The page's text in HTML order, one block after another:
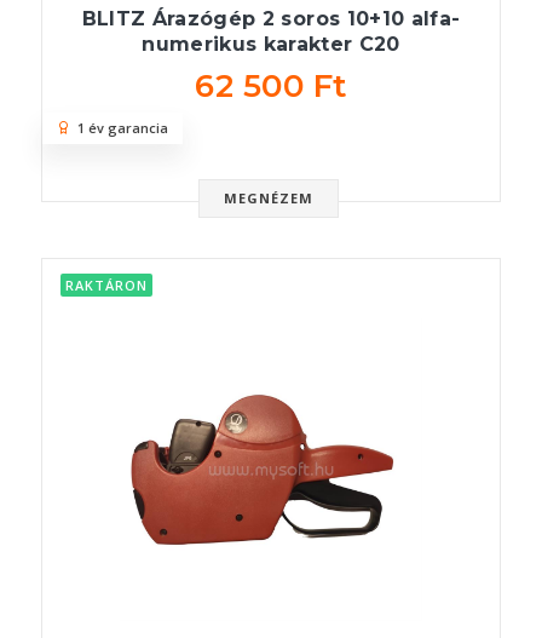
BLITZ Árazógép 2 soros 10+10 alfa-
numerikus karakter C20
62 500 Ft
MEGNÉZEM
1 év garancia
RAKTÁRON